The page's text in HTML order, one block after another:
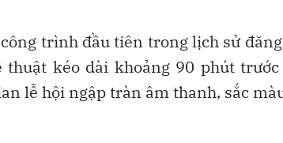
trình đầu tiên trong lịch sử
kéo dài khoảng 90 phút
lễ hội ngập tràn âm thanh, sắc